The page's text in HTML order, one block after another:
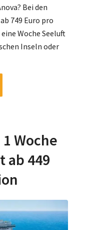
Bei den
749 Euro pro
Woche Seeluft
Inseln oder
Woche
ab 449